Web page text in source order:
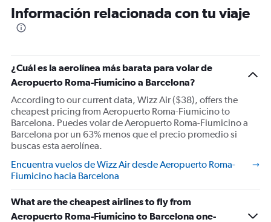
Información relacionada con tu viaje
¿Cuál es la aerolínea más barata para volar de
Aeropuerto Roma-Fiumicino a Barcelona?
According to our current data, Wizz Air ($38), offers the
cheapest pricing from Aeropuerto Roma-Fiumicino to
Barcelona. Puedes volar de Aeropuerto Roma-Fiumicino a
Barcelona por un 63% menos que el precio promedio si
buscas esta aerolínea.
Encuentra vuelos de Wizz Air desde Aeropuerto Roma-
Fiumicino hacia Barcelona
What are the cheapest airlines to fly from
Aeropuerto Roma-Fiumicino to Barcelona one-